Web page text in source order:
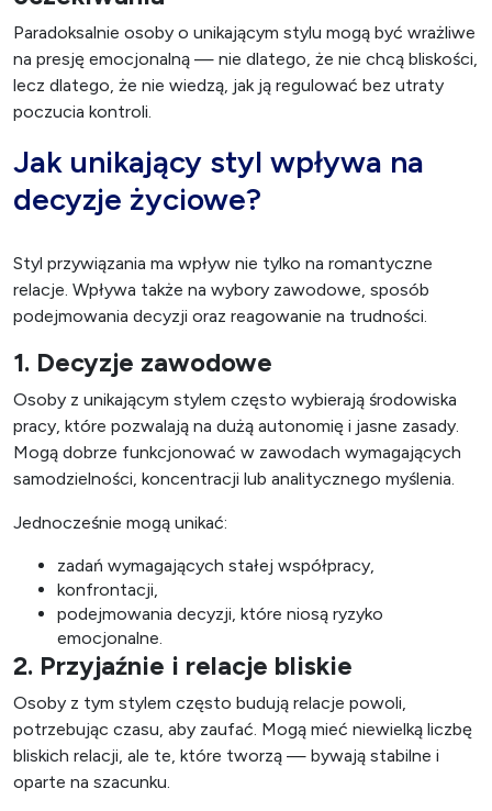
Paradoksalnie osoby o unikającym stylu mogą być wrażliwe
na presję emocjonalną — nie dlatego, że nie chcą bliskości,
lecz dlatego, że nie wiedzą, jak ją regulować bez utraty
poczucia kontroli.
Jak unikający styl wpływa na
decyzje życiowe?
Styl przywiązania ma wpływ nie tylko na romantyczne
relacje. Wpływa także na wybory zawodowe, sposób
podejmowania decyzji oraz reagowanie na trudności.
1. Decyzje zawodowe
Osoby z unikającym stylem często wybierają środowiska
pracy, które pozwalają na dużą autonomię i jasne zasady.
Mogą dobrze funkcjonować w zawodach wymagających
samodzielności, koncentracji lub analitycznego myślenia.
Jednocześnie mogą unikać:
zadań wymagających stałej współpracy,
konfrontacji,
podejmowania decyzji, które niosą ryzyko
emocjonalne.
2. Przyjaźnie i relacje bliskie
Osoby z tym stylem często budują relacje powoli,
potrzebując czasu, aby zaufać. Mogą mieć niewielką liczbę
bliskich relacji, ale te, które tworzą — bywają stabilne i
oparte na szacunku.